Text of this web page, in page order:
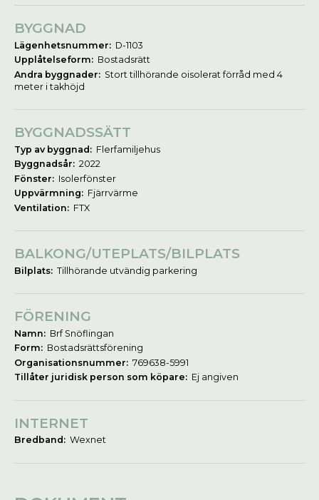
BYGGNAD
Lägenhetsnummer: D-1103
Upplåtelseform: Bostadsrätt
Andra byggnader: Stort tillhörande oisolerat förråd med 4
meter i takhöjd
BYGGNADSSÄTT
Typ av byggnad: Flerfamiljehus
Byggnadsår: 2022
Fönster: Isolerfönster
Uppvärmning: Fjärrvärme
Ventilation: FTX
BALKONG/UTEPLATS/BILPLATS
Bilplats: Tillhörande utvändig parkering
FÖRENING
Namn: Brf Snöflingan
Form: Bostadsrättsförening
Organisationsnummer: 769638-5991
Tillåter juridisk person som köpare: Ej angiven
INTERNET
Bredband: Wexnet